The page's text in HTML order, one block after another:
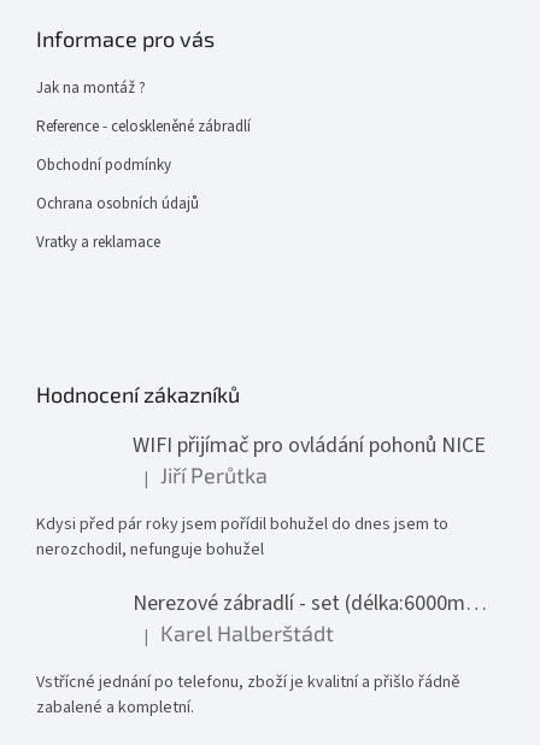
Informace pro vás
Jak na montáž ?
Reference - celoskleněné zábradlí
Obchodní podmínky
Ochrana osobních údajů
Vratky a reklamace
Hodnocení zákazníků
WIFI přijímač pro ovládání pohonů NICE
Hodnocení produktu je 1 z 5 hvězdiček.
| Jiří Perůtka
Kdysi před pár roky jsem pořídil bohužel do dnes jsem to
nerozchodil, nefunguje bohužel
Nerezové zábradlí - set (délka:6000mm x výška:1000mm)
Hodnocení produktu je 5 z 5 hvězdiček.
| Karel Halberštádt
Vstřícné jednání po telefonu, zboží je kvalitní a přišlo řádně
zabalené a kompletní.